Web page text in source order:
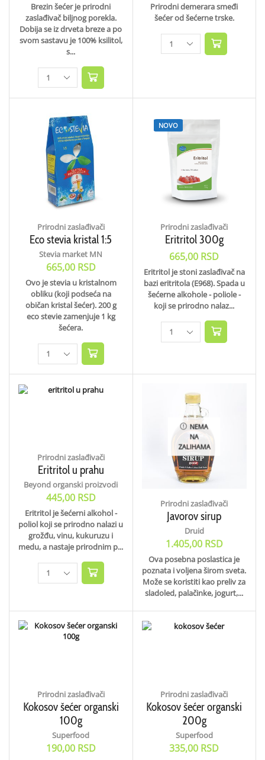
Brezin šećer je prirodni
zaslađivač biljnog porekla.
Dobija se iz drveta breze a po
svom sastavu je 100% ksilitol,
s...
Prirodni demerara smeđi
šećer od šećerne trske.
Prirodni zaslađivači
Eco stevia kristal 1:5
Stevia market MN
665,00 RSD
Ovo je stevia u kristalnom
obliku (koji podseća na
običan kristal šećer). 200 g
eco stevie zamenjuje 1 kg
šećera.
NOVO
Prirodni zaslađivači
Eritritol 300g
665,00 RSD
Eritritol je stoni zaslađivač na
bazi eritritola (E968). Spada u
šećerne alkohole - poliole -
koji se prirodno nalaz...
Prirodni zaslađivači
Eritritol u prahu
Beyond organski proizvodi
445,00 RSD
Eritritol je šećerni alkohol -
poliol koji se prirodno nalazi u
grožđu, vinu, kukuruzu i
medu, a nastaje prirodnim p...
NEMA
NA
ZALIHAMA
Prirodni zaslađivači
Javorov sirup
Druid
1.405,00 RSD
Ova posebna poslastica je
poznata i voljena širom sveta.
Može se koristiti kao preliv za
sladoled, palačinke, jogurt,...
Prirodni zaslađivači
Kokosov šećer organski
100g
Superfood
190,00 RSD
Prirodni zaslađivači
Kokosov šećer organski
200g
Superfood
335,00 RSD